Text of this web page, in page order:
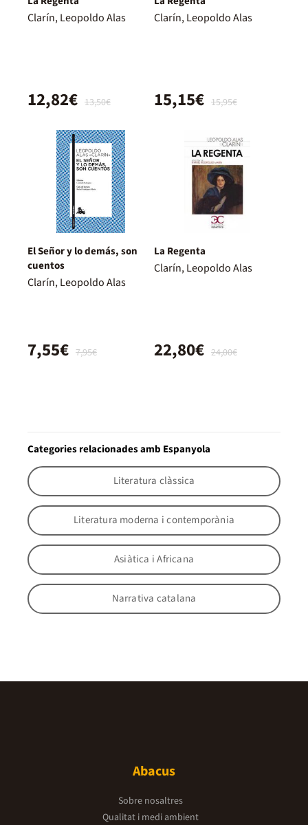
Clarín, Leopoldo Alas
13,50€
12,82€
Clarín, Leopoldo Alas
15,95€
15,15€
El Señor y lo demás, son
cuentos
Clarín, Leopoldo Alas
7,95€
7,55€
La Regenta
Clarín, Leopoldo Alas
24,00€
22,80€
Categories relacionades amb Espanyola
Literatura clàssica
Literatura moderna i contemporània
Asiàtica i Africana
Narrativa catalana
Abacus
Sobre nosaltres
Qualitat i medi ambient